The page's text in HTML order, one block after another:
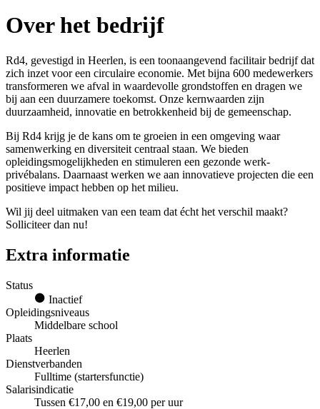
Over het bedrijf
Rd4, gevestigd in Heerlen, is een toonaangevend facilitair bedrijf dat
zich inzet voor een circulaire economie. Met bijna 600 medewerkers
transformeren we afval in waardevolle grondstoffen en dragen we
bij aan een duurzamere toekomst. Onze kernwaarden zijn
duurzaamheid, innovatie en betrokkenheid bij de gemeenschap.
Bij Rd4 krijg je de kans om te groeien in een omgeving waar
samenwerking en diversiteit centraal staan. We bieden
opleidingsmogelijkheden en stimuleren een gezonde werk-
privébalans. Daarnaast werken we aan innovatieve projecten die een
positieve impact hebben op het milieu.
Wil jij deel uitmaken van een team dat écht het verschil maakt?
Solliciteer dan nu!
Extra informatie
Status
Inactief
Opleidingsniveaus
Middelbare school
Plaats
Heerlen
Dienstverbanden
Fulltime (startersfunctie)
Salarisindicatie
Tussen €17,00 en €19,00 per uur